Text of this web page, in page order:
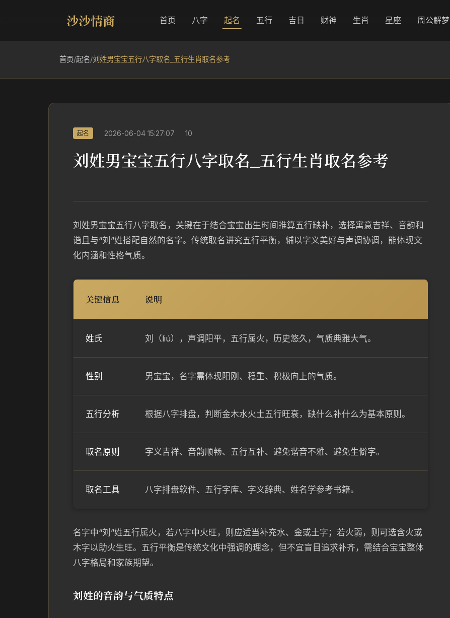
沙沙情商 首页 八字 起名 五行 吉日 财神 生肖 星座 周公解梦
首页/起名/刘姓男宝宝五行八字取名_五行生肖取名参考
起名 2026-06-04 15:27:07 10
刘姓男宝宝五行八字取名_五行生肖取名参考
刘姓男宝宝五行八字取名，关键在于结合宝宝出生时间推算五行缺补，选择寓意吉祥、音韵和
谐且与“刘”姓搭配自然的名字。传统取名讲究五行平衡，辅以字义美好与声调协调，能体现文
化内涵和性格气质。
关键信息 说明
姓氏 刘（liú），声调阳平，五行属火，历史悠久，气质典雅大气。
性别 男宝宝，名字需体现阳刚、稳重、积极向上的气质。
五行分析 根据八字排盘，判断金木水火土五行旺衰，缺什么补什么为基本原则。
取名原则 字义吉祥、音韵顺畅、五行互补、避免谐音不雅、避免生僻字。
取名工具 八字排盘软件、五行字库、字义辞典、姓名学参考书籍。
名字中“刘”姓五行属火，若八字中火旺，则应适当补充水、金或土字；若火弱，则可选含火或
木字以助火生旺。五行平衡是传统文化中强调的理念，但不宜盲目追求补齐，需结合宝宝整体
八字格局和家族期望。
刘姓的音韵与气质特点